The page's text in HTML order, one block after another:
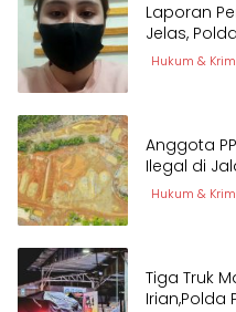
Laporan
Jelas,
Hukum &
Anggota
Ilegal di
Hukum &
Tiga Truk
Irian,Polda